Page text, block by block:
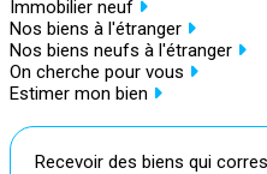
Immobilier neuf
Nos biens à l'étranger
Nos biens neufs à l'étranger
On cherche pour vous
Estimer mon bien
Recevoir des biens qui